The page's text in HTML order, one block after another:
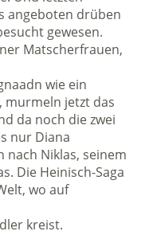
angeboten drüben
gewesen.
Matscherfrauen,
wie ein
jetzt das
da noch die zwei
nur Diana
nach Niklas, seinem
Die Heinisch-Saga
wo auf
kreist.